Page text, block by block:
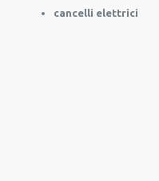
cancelli elettrici